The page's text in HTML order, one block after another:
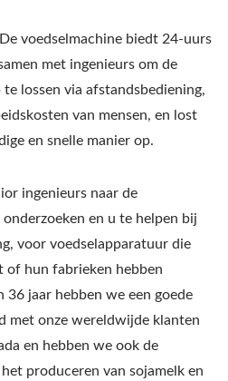
voedselmachine biedt 24-uurs
met ingenieurs om de
lossen via afstandsbediening,
van mensen, en lost
en snelle manier op.
ingenieurs naar de
en u te helpen bij
voor voedselapparatuur die
of hun fabrieken hebben
36 jaar hebben we een goede
met onze wereldwijde klanten
en hebben we ook de
produceren van sojamelk en